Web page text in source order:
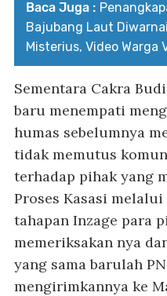
Baca Juga :
Bajubang Laut
Misterius, Video Warga
Sementara Cakra
baru menempati
humas sebelumnya
tidak memutus
terhadap pihak yang
Proses Kasasi
tahapan Inzage para
memeriksakan nya
yang sama barulah
mengirimkannya ke